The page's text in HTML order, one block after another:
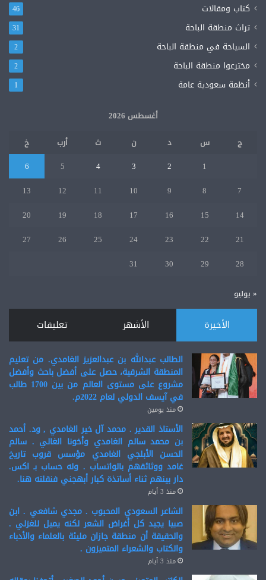
كتاب ومقالات 46
تراث منطقة الباحة 31
السياحة في منطقة الباحة 2
مخترعوا منطقة الباحة 2
أنظمة سعودية عامة 1
أغسطس 2026
ج
س د ن ث أرب
خ
1
2
3
4
5
6
7
8
9
10
11
12
13
14
15
16
17
18
19
20
21
22
23
24
25
26
27
28
29
30
31
« يوليو
الأخيرة الأشهر تعليقات
الطالب عبدالله بن عبدالعزيز الغامدي. من تعليم
المنطقة الشرقية، حصل على أفضل باحث وأفضل
مشروع على مستوى العالم من بين 1700 طالب
في آيسف الدولي لعام 2022م.
منذ يومين
الأستاذ القدير . محمد آل خير الغامدي , ود. أحمد
بن محمد سالم الغامدي وأخونا الغالي . سالم
الحسن الأبلجي الغامدي مؤسس قروب تاريخ
غامد ووثائقهم بالواتساب . وله حساب بـ اكس.
دار بينهم ثناء أساتذة كبار أبهجني فنقلته هنا.
منذ 3 أيام
الشاعر السعودي المحبوب . مجدي شافعي . ابن
صبيا يجيد كل أغراض الشعر لكنه يميل للغزلي .
والحقيقة أن منطقة جازان مليئة بالعلماء والأدباء
والكتاب والشعراء المتميزون .
منذ 3 أيام